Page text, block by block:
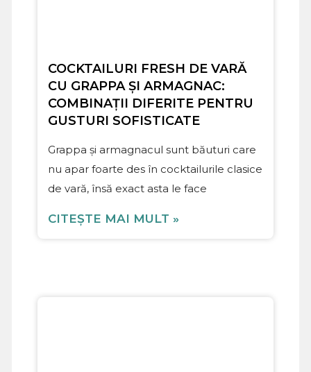
COCKTAILURI FRESH DE VARĂ
CU GRAPPA ȘI ARMAGNAC:
COMBINAȚII DIFERITE PENTRU
GUSTURI SOFISTICATE
Grappa și armagnacul sunt băuturi care
nu apar foarte des în cocktailurile clasice
de vară, însă exact asta le face
CITEȘTE MAI MULT »